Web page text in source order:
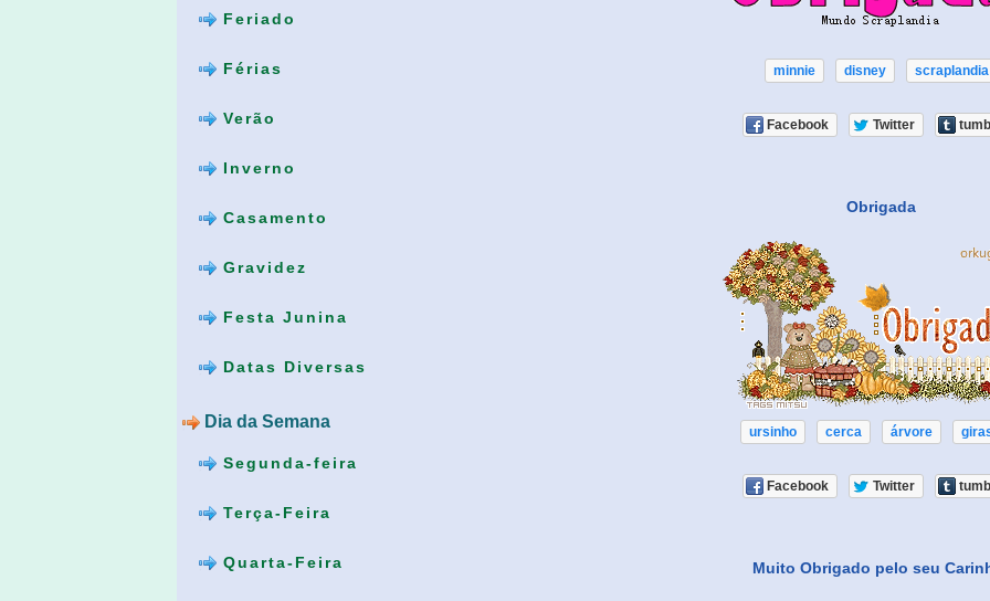
Feriado
Férias
Verão
Inverno
Casamento
Gravidez
Festa Junina
Datas Diversas
Dia da Semana
Segunda-feira
Terça-Feira
Quarta-Feira
minnie disney scraplandia
Facebook Twitter
Obrigada
ursinho cerca árvore
Facebook Twitter
Muito Obrigado pelo seu